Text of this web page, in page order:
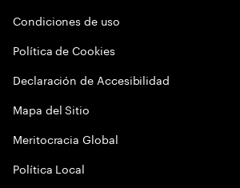
Condiciones de uso
Política de Cookies
Declaración de Accesibilidad
Mapa del Sitio
Meritocracia Global
Política Local